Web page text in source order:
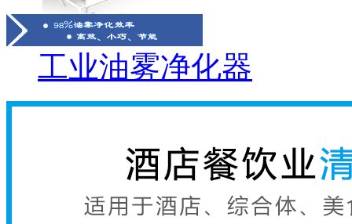
工业油雾净化器